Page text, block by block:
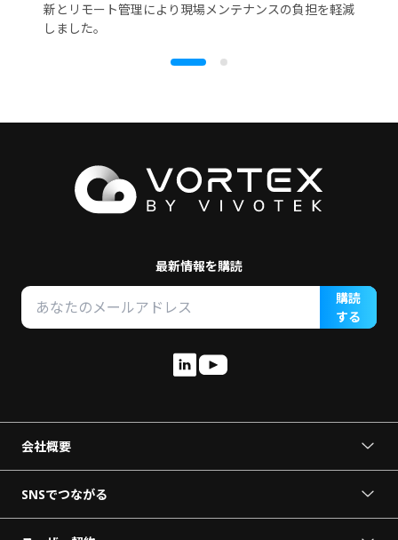
新とリモート管理により現場メンテナンスの負担を軽減
しました。
最新情報を購読
購読
する
会社概要
ニュースリリース
SNSでつながる